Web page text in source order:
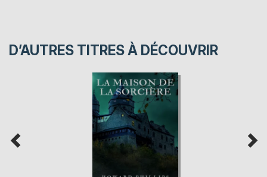
D’AUTRES TITRES À DÉCOUVRIR